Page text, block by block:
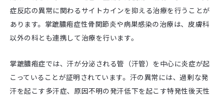
症反応の異常に関わるサイトカインを抑える治療を行うことが
あります。掌蹠膿疱症性骨関節炎や病巣感染の治療は、皮膚科
以外の科とも連携して治療を行います。
掌蹠膿疱症では、汗が分泌される管（汗管）を中心に炎症が起
こっていることが証明されています。汗の異常には、過剰な発
汗を起こす多汗症、原因不明の発汗低下を起こす特発性後天性